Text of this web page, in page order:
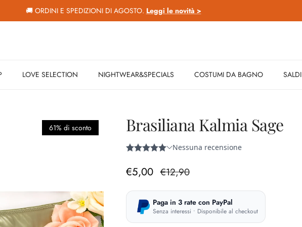
🚚 ORDINI E SPEDIZIONI DI AGOSTO. Leggi le novità >
LOVE SELECTION NIGHTWEAR&SPECIALS COSTUMI DA BAGNO SALDI
61% di sconto Brasiliana Kalmia Sage
Prezzo di vendita
€5,00 €12,90
Paga in 3 rate con PayPal
Senza interessi • Disponibile al checkout